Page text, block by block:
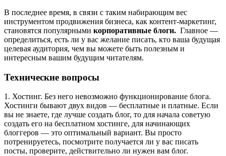
В последнее время, в связи с таким набирающим вес
инструментом продвижения бизнеса, как контент-маркетинг,
становятся популярными корпоративные блоги. Главное —
определиться, есть ли у вас желание писать, кто ваша будущая
целевая аудитория, чем вы можете быть полезным и
интересным вашим будущим читателям.
Технические вопросы
1. Хостинг. Без него невозможно функционирование блога.
Хостинги бывают двух видов — бесплатные и платные. Если
вы не знаете, где лучше создать блог, то для начала советую
создать его на бесплатном хостинге, для начинающих
блоггеров — это оптимальный вариант. Вы просто
потренируетесь, посмотрите получается ли у вас писать
посты, проверите, действительно ли нужен вам блог.